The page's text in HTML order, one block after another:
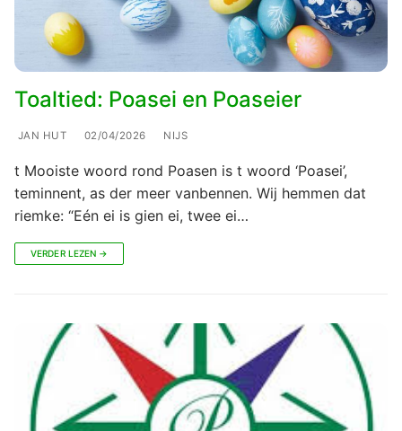
Toaltied: Poasei en Poaseier
JAN HUT 02/04/2026 NIJS
t Mooiste woord rond Poasen is t woord ‘Poasei’,
teminnent, as der meer vanbennen. Wij hemmen dat
riemke: “Eén ei is gien ei, twee ei…
VERDER LEZEN →